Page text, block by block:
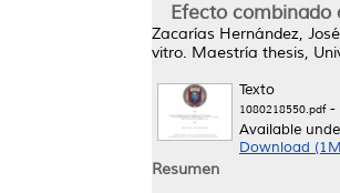
Efecto combinado
Zacarías Hernández,
vitro. Maestría thesis,
Texto
1080218550.pdf-
Available
Download
Resumen